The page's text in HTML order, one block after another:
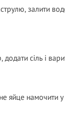
залити
сіль і
яйце намочити у